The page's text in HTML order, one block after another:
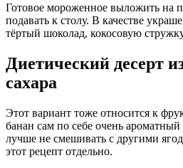
Готовое мороженное выложить на
подавать к столу. В качестве
тёртый шоколад, кокосовую
Диетический десерт
сахара
Этот вариант тоже относится к
банан сам по себе очень
лучше не смешивать с другими
этот рецепт отдельно.